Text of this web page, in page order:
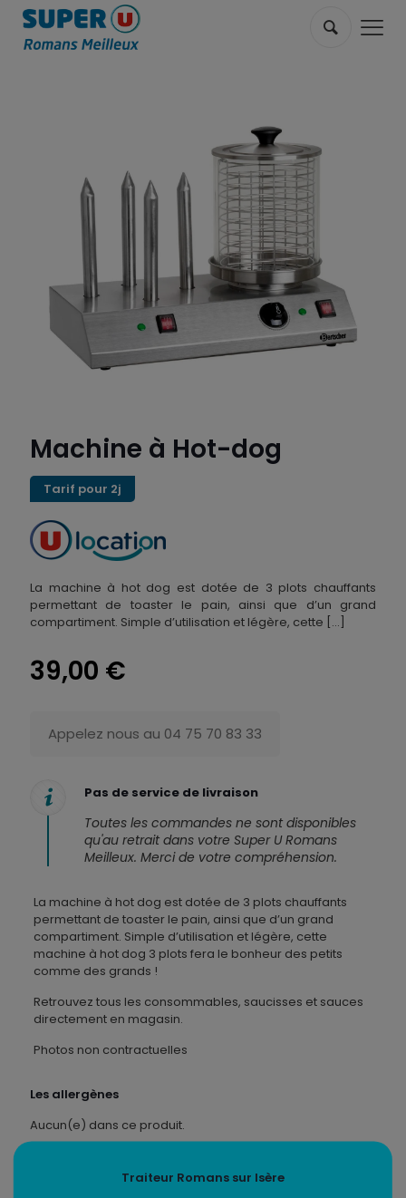
Machine à Hot-dog
Tarif pour 2j
La machine à hot dog est dotée de 3 plots chauffants
permettant de toaster le pain, ainsi que d’un grand
compartiment. Simple d’utilisation et légère, cette […]
39,00 €
Appelez nous au 04 75 70 83 33
Pas de service de livraison
Toutes les commandes ne sont disponibles
qu'au retrait dans votre Super U Romans
Meilleux. Merci de votre compréhension.
La machine à hot dog est dotée de 3 plots chauffants
permettant de toaster le pain, ainsi que d’un grand
compartiment. Simple d’utilisation et légère, cette
machine à hot dog 3 plots fera le bonheur des petits
comme des grands !
Retrouvez tous les consommables, saucisses et sauces
directement en magasin.
Photos non contractuelles
Les allergènes
Aucun(e) dans ce produit.
Traiteur Romans sur Isère